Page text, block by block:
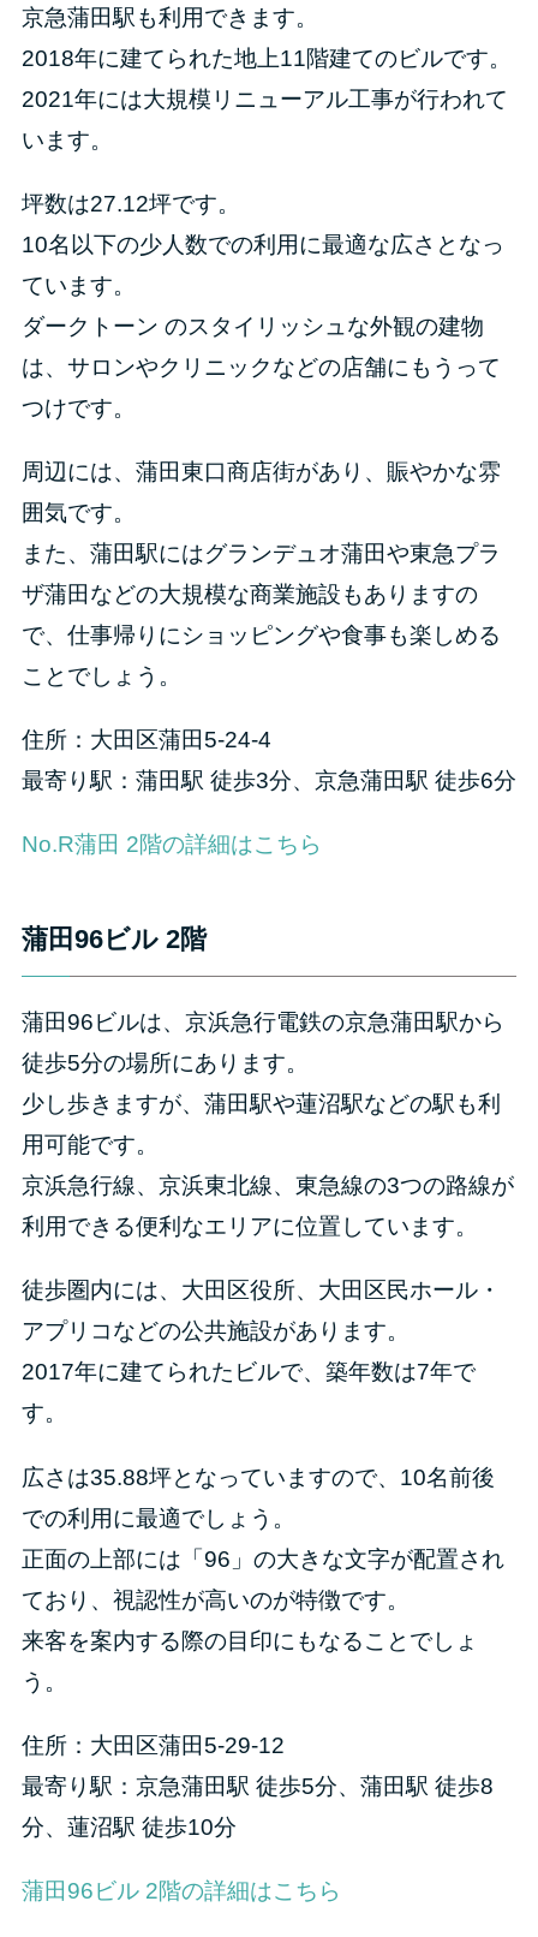
京急蒲田駅も利用できます。
2018年に建てられた地上11階建てのビルです。
2021年には大規模リニューアル工事が行われて
います。
坪数は27.12坪です。
10名以下の少人数での利用に最適な広さとなっ
ています。
ダークトーン のスタイリッシュな外観の建物
は、サロンやクリニックなどの店舗にもうって
つけです。
周辺には、蒲田東口商店街があり、賑やかな雰
囲気です。
また、蒲田駅にはグランデュオ蒲田や東急プラ
ザ蒲田などの大規模な商業施設もありますの
で、仕事帰りにショッピングや食事も楽しめる
ことでしょう。
住所：大田区蒲田5-24-4
最寄り駅：蒲田駅 徒歩3分、京急蒲田駅 徒歩6分
No.R蒲田 2階の詳細はこちら
蒲田96ビル 2階
蒲田96ビルは、京浜急行電鉄の京急蒲田駅から
徒歩5分の場所にあります。
少し歩きますが、蒲田駅や蓮沼駅などの駅も利
用可能です。
京浜急行線、京浜東北線、東急線の3つの路線が
利用できる便利なエリアに位置しています。
徒歩圏内には、大田区役所、大田区民ホール・
アプリコなどの公共施設があります。
2017年に建てられたビルで、築年数は7年で
す。
広さは35.88坪となっていますので、10名前後
での利用に最適でしょう。
正面の上部には「96」の大きな文字が配置され
ており、視認性が高いのが特徴です。
来客を案内する際の目印にもなることでしょ
う。
住所：大田区蒲田5-29-12
最寄り駅：京急蒲田駅 徒歩5分、蒲田駅 徒歩8
分、蓮沼駅 徒歩10分
蒲田96ビル 2階の詳細はこちら